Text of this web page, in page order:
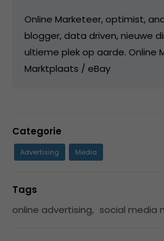
Online Marketeer, optimist,
blogger, data driven, nieuwe
ultieme plek op aarde. Online
Marktplaats / eBay
Categorie
Advertising Media
Tags
online advertising, social media